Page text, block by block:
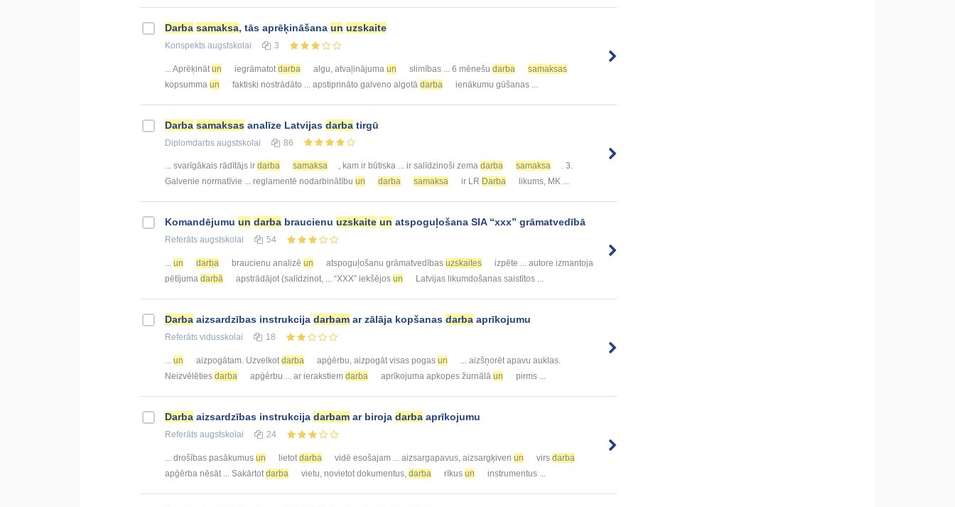
Darba samaksa, tās aprēķināšana un uzskaite
Konspekts augstskolai 3
... Aprēķināt un iegrāmatot darba algu, atvaļinājuma un slimības ... 6 mēnešu darba
samaksas
kopsumma un faktiski nostrādāto ... apstiprināto galveno algotā darba ienākumu gūšanas ...
Darba samaksas analīze Latvijas darba tirgū
Diplomdarbs augstskolai 86
... svarīgākais rādītājs ir darba samaksa , kam ir būtiska ... ir salīdzinoši zema darba samaksa
. 3.
Galvenie normatīvie ... reglamentē nodarbinātību un darba samaksa ir LR Darba likums, MK ...
Komandējumu un darba braucienu uzskaite un atspoguļošana SIA “xxx” grāmatvedībā
Referāts augstskolai 54
... un darba braucienu analizē un atspoguļošanu grāmatvedības uzskaites
izpēte ... autore izmantoja
pētījuma darbā apstrādājot (salīdzinot, ... “XXX” iekšējos un Latvijas likumdošanas saistītos ...
Darba aizsardzības instrukcija darbam ar zālāja kopšanas darba aprīkojumu
Referāts vidusskolai 18
... un aizpogātam. Uzvelkotdarba apģērbu, aizpogāt visas pogas un
... aizšņorēt apavu auklas.
Neizvēlēties darba apģērbu ... ar ierakstiem darba aprīkojuma apkopes žurnālā un pirms ...
Darba aizsardzības instrukcija darbam ar biroja darba aprīkojumu
Referāts augstskolai 24
... drošības pasākumus un lietotdarba vidē esošajam ... aizsargapavus, aizsargķiveri un virs darba
apģērba nēsāt ... Sakārtotdarba vietu, novietot dokumentus, darba rīkus un instrumentus ...